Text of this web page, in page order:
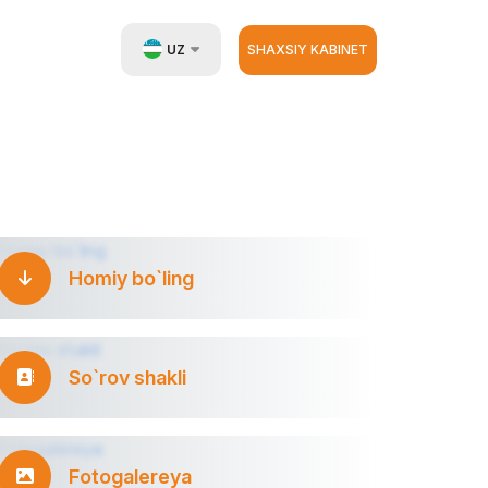
UZ SHAXSIY KABINET
Homiy bo`ling
So`rov shakli
Fotogalereya